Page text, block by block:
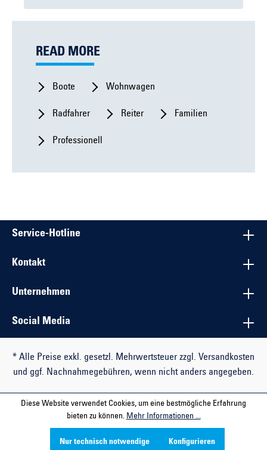
READ MORE
Boote Wohnwagen
Radfahrer Reiter Familien
Professionell
Service-Hotline
Kontakt
Unternehmen
Social Media
* Alle Preise exkl. gesetzl. Mehrwertsteuer zzgl. Versandkosten
und ggf. Nachnahmegebühren, wenn nicht anders angegeben.
Diese Website verwendet Cookies, um eine bestmögliche Erfahrung
bieten zu können. Mehr Informationen ...
Nur technisch notwendige Konfigurieren